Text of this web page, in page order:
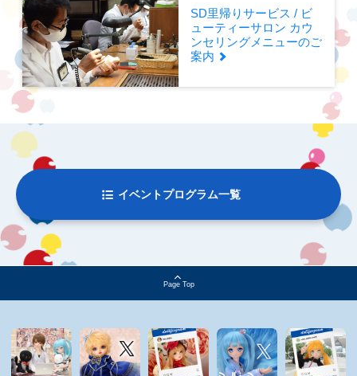
SD里帰りサービス / ビ
ューティーサロン カウ
ンセリングメニューのご
案内
イベントプログラム一覧
Page Top